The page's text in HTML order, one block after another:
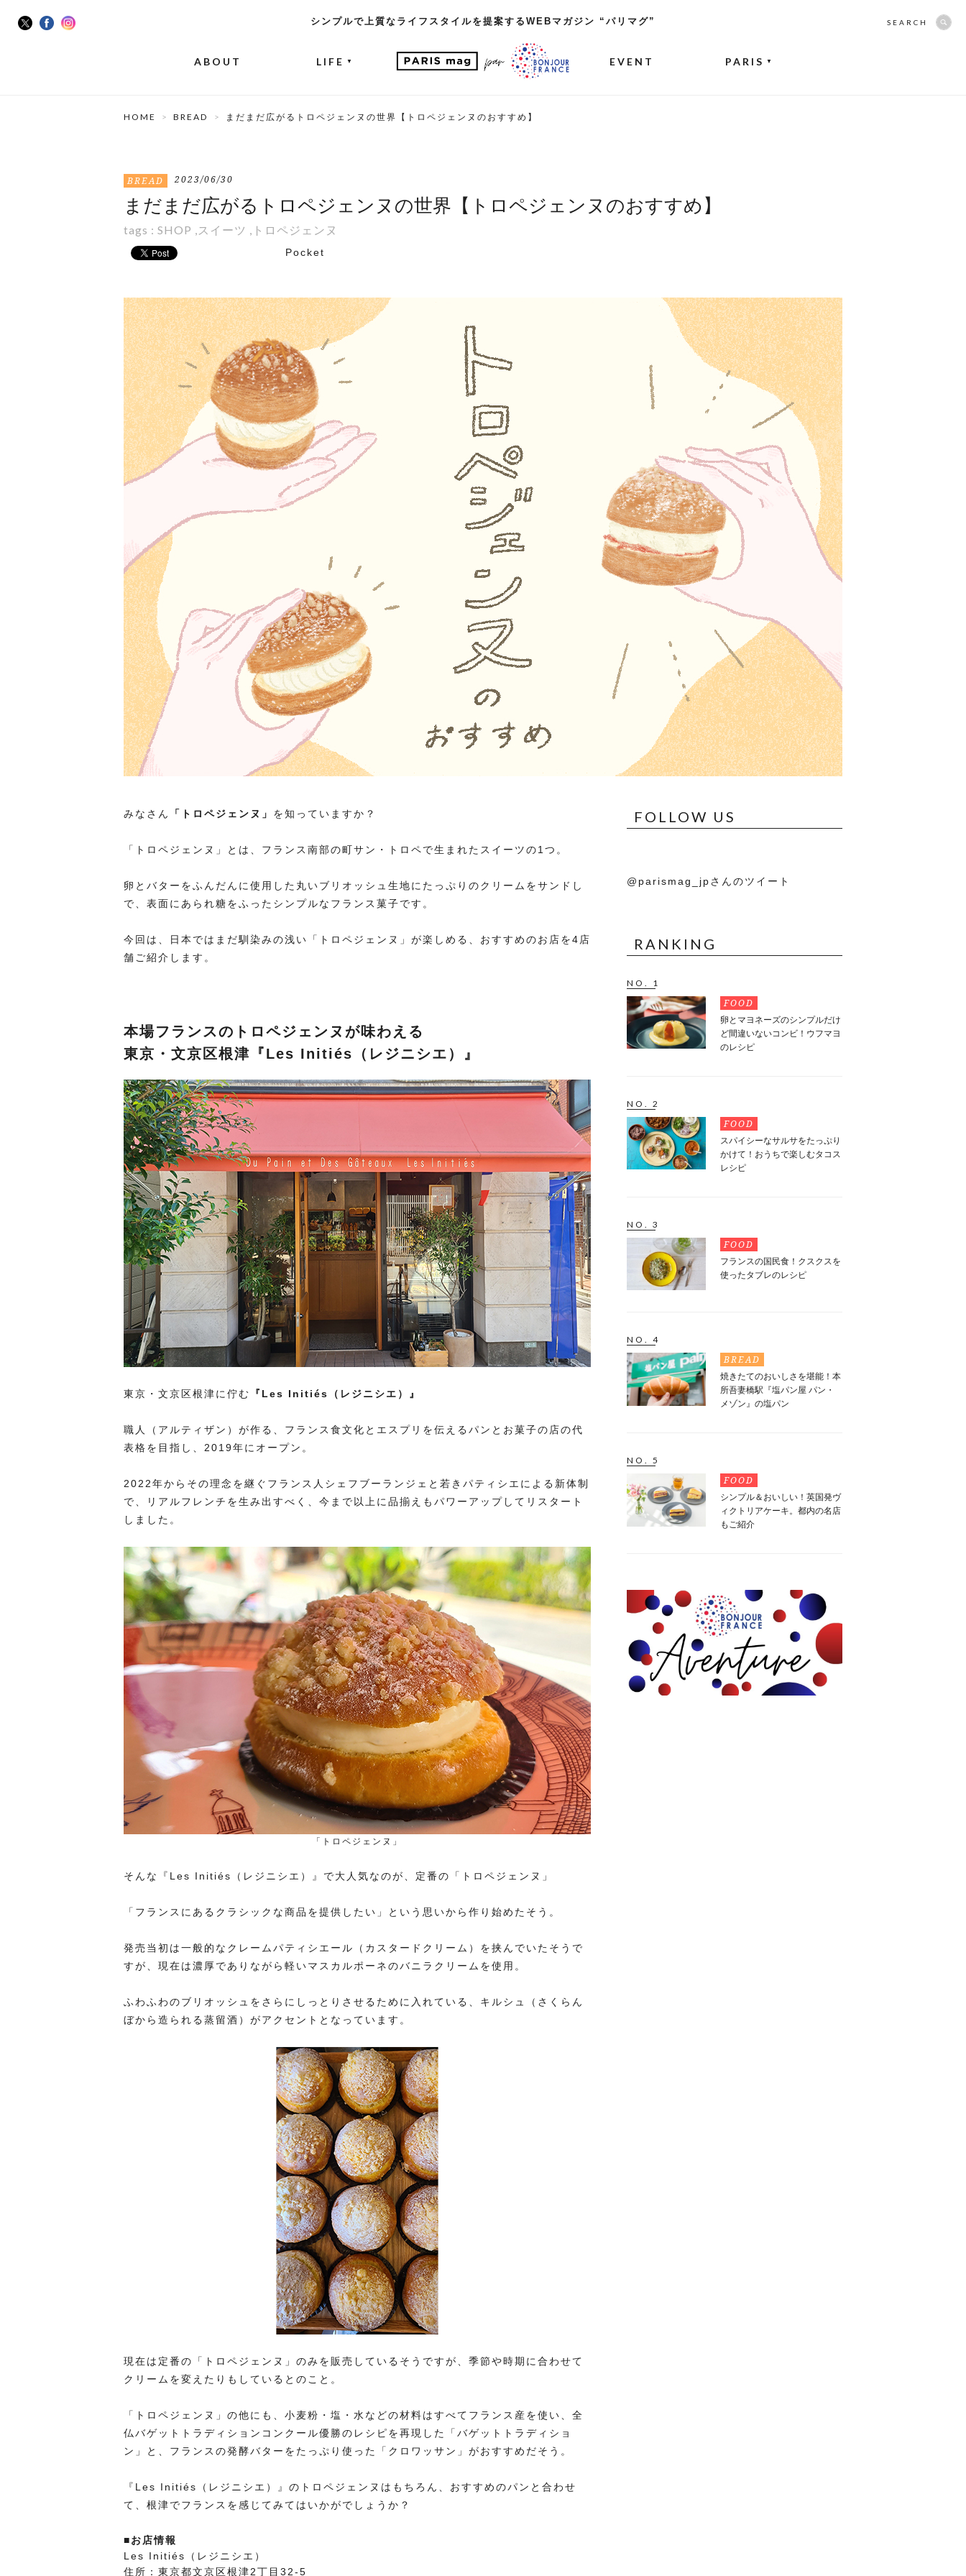
シンプルで上質なライフスタイルを提案するWEBマガジン “パリマグ”
ABOUT LIFE ▼ EVENT PARIS ▼
SEARCH
HOME BREAD まだまだ広がるトロペジェンヌの世界【トロペジェンヌのおすすめ】
BREAD 2023/06/30
まだまだ広がるトロペジェンヌの世界【トロペジェンヌのおすすめ】
tags : SHOP ,スイーツ , トロペジェンヌ
Pocket
みなさん 「トロペジェンヌ」 を知っていますか？
「トロペジェンヌ」とは、フランス南部の町サン・トロペで生まれたスイーツの1つ。
卵とバターをふんだんに使用した丸いブリオッシュ生地にたっぷりのクリームをサンドし
で、表面にあられ糖をふったシンプルなフランス菓子です。
今回は、日本ではまだ馴染みの浅い「トロペジェンヌ」が楽しめる、おすすめのお店を4店
舗ご紹介します。
本場フランスのトロペジェンヌが味わえる
東京・文京区根津『Les Initiés（レジニシエ）』
東京・文京区根津に佇む 『Les Initiés（レジニシエ）』
職人（アルティザン）が作る、フランス食文化とエスプリを伝えるパンとお菓子の店の代
表格を目指し、2019年にオープン。
2022年からその理念を継ぐフランス人シェフブーランジェと若きパティシエによる新体制
で、リアルフレンチを生み出すべく、今まで以上に品揃えもパワーアップしてリスタート
しました。
「トロペジェンヌ」
そんな『Les Initiés（レジニシエ）』で大人気なのが、定番の「トロペジェンヌ」
「フランスにあるクラシックな商品を提供したい」という思いから作り始めたそう。
発売当初は一般的なクレームパティシエール（カスタードクリーム）を挟んでいたそうで
すが、現在は濃厚でありながら軽いマスカルポーネのバニラクリームを使用。
ふわふわのブリオッシュをさらにしっとりさせるために入れている、キルシュ（さくらん
ぼから造られる蒸留酒）がアクセントとなっています。
現在は定番の「トロペジェンヌ」のみを販売しているそうですが、季節や時期に合わせて
クリームを変えたりもしているとのこと。
「トロペジェンヌ」の他にも、小麦粉・塩・水などの材料はすべてフランス産を使い、全
仏バゲットトラディションコンクール優勝のレシピを再現した「バゲットトラディショ
ン」と、フランスの発酵バターをたっぷり使った「クロワッサン」がおすすめだそう。
『Les Initiés（レジニシエ）』のトロペジェンヌはもちろん、おすすめのパンと合わせ
て、根津でフランスを感じてみてはいかがでしょうか？
■お店情報
Les Initiés（レジニシエ）
住所：東京都文京区根津2丁目32-5
FOLLOW US
@parismag_jpさんのツイート
RANKING
NO. 1
FOOD
卵とマヨネーズのシンプルだけ
ど間違いないコンビ！ウフマヨ
のレシピ
NO. 2
FOOD
スパイシーなサルサをたっぷり
かけて！おうちで楽しむタコス
レシピ
NO. 3
FOOD
フランスの国民食！クスクスを
使ったタブレのレシピ
NO. 4
BREAD
焼きたてのおいしさを堪能！本
所吾妻橋駅『塩パン屋 パン・
メゾン』の塩パン
NO. 5
FOOD
シンプル＆おいしい！英国発ヴ
ィクトリアケーキ。都内の名店
もご紹介